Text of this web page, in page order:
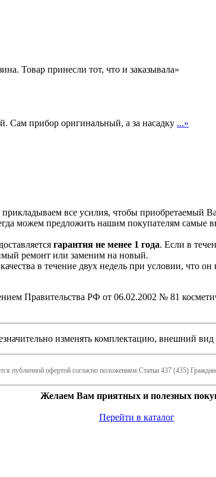
Товар принесли тот, что и заказывала»
Сам прибор оригинальный, а за насадку ...»
все усилия, чтобы приобретаемый
можем предложить нашим покупателям самые
гарантия не менее 1 года. Если в
ремонт или заменим на новый.
в течение двух недель при условии, что
Правительства РФ от 06.02.2002 № 81
изменять комплектацию, внешний вид
публичной офертой согласно положениям Статьи 437 (435)
Желаем Вам приятных и полезных
Перейти в каталог